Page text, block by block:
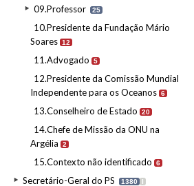
09.Professor 25
10.Presidente da Fundação Mário
Soares 12
11.Advogado 5
12.Presidente da Comissão Mundial
Independente para os Oceanos 6
13.Conselheiro de Estado 20
14.Chefe de Missão da ONU na
Argélia
2
15.Contexto não identificado 6
Secretário-Geral do PS 1380 I